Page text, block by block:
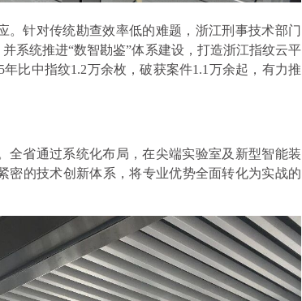
针对传统勘查效率低的难题，浙江刑事技术部门
系统推进“数智勘鉴”体系建设，打造浙江指纹云平
比中指纹1.2万余枚，破获案件1.1万余起，有力推
全省通过系统化布局，在尖端实验室及新型智能装
密的技术创新体系，将专业优势全面转化为实战的